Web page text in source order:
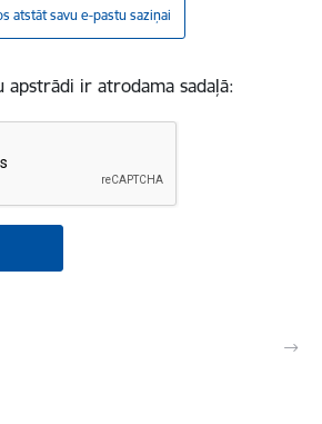
atstāt savu e-pastu saziņai
apstrādi ir atrodama sadaļā: